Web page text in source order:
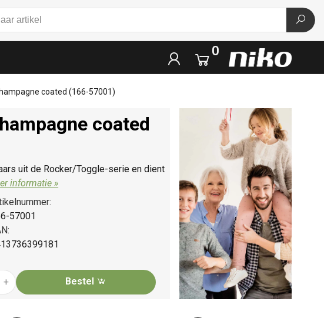
0
coated (166-57001)
coated
uit de Rocker/Toggle-serie en dient
informatie »
57001
+ Bestel